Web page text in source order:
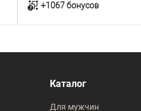
+1067 бонусов
В корзину
В наличии
Каталог
Для мужчин